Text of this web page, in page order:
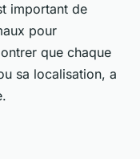
important de
pour
que chaque
sa localisation, a